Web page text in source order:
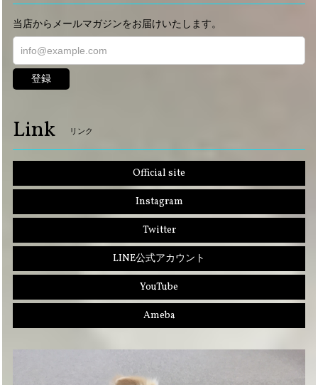
当店からメールマガジンをお届けいたします。
登録
Link リンク
Official site
Instagram
Twitter
LINE公式アカウント
YouTube
Ameba